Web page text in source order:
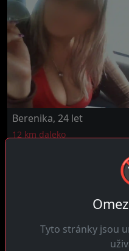
Berenika, 24 let
12 km daleko
Tyto stránky jsou